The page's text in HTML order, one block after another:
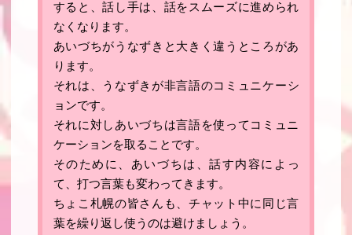
すると、話し手は、話をスムーズに進められ
なくなります。
あいづちがうなずきと大きく違うところがあ
ります。
それは、
うなずきが非言語のコミュニケーシ
ョンです。
それに対しあいづちは言語を使ってコミュニ
ケーションを取ることです。
そのために、あいづちは、話す内容によっ
て、打つ言葉も変わってきます。
ちょこ札幌の皆さんも、チャット中に同じ言
葉を繰り返し使うのは避けましょう 。